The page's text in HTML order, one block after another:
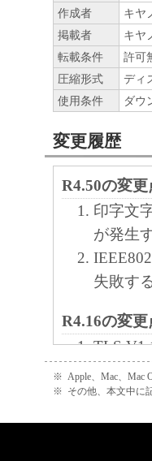
作成者
キヤ
掲載者
キヤ
転載条件
許可
圧縮形式
ディ
使用条件
ダウ
変更履歴
R4.50の変更
印字文
が発生
失敗す
R4.16の変更
TLS
カート
※ Apple、Mac、Mac
※ その他、本文中に